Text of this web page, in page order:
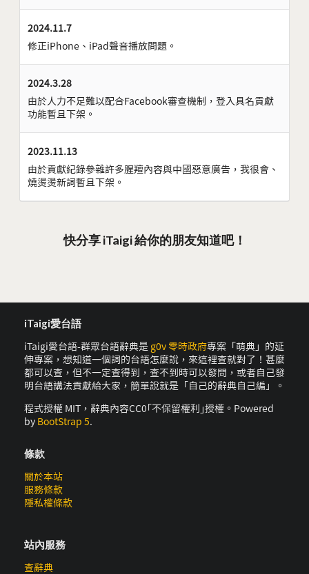
2024.11.7
修正iPhone、iPad聲音播放問題。
2024.3.28
由於人力不足難以配合Facebook審查機制，登入具名貢獻
功能暫且下架。
2023.11.13
由於貢獻紀錄參雜許多腥羶內容與中國惡意廣告，我很會、
燒燙燙新詞暫且下架。
快分享 iTaigi 給你的朋友知道吧！
iTaigi愛台語
iTaigi愛台語-群眾台語辭典是 g0v 零時政府專案「萌典」的延
伸專案，想知道一個詞的台語怎麼說，來這裡查就對了！甚麼
都可以查，但不一定查得到，查不到時可以發問，或者自己發
明台語講法貢獻給大家，簡單說就是「自己的辭典自己編」。
程式授權 MIT，辭典內容CC0｢不保留權利｣授權。Powered
by BootStrap 5.
條款
關於本站
服務條款
隱私權條款
站內服務
查辭典